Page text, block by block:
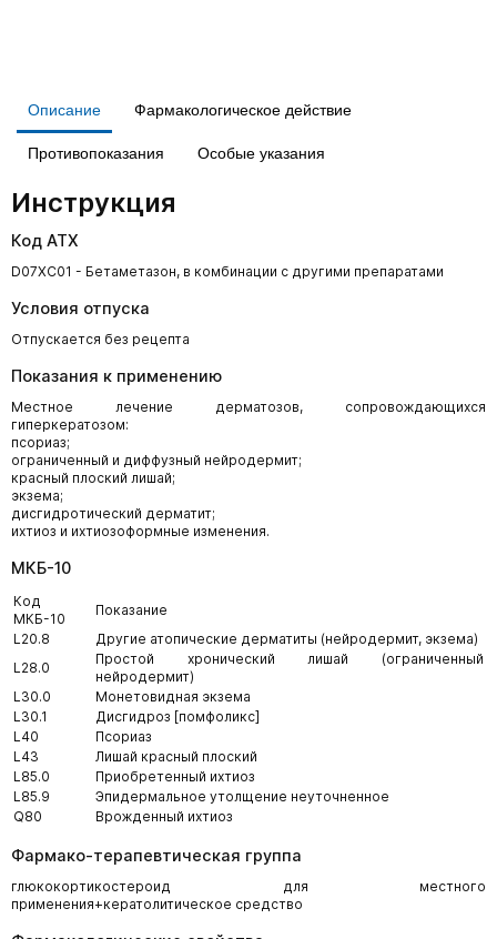
Описание Фармакологическое действие
Противопоказания Особые указания
Инструкция
Код АТХ
D07XC01 - Бетаметазон, в комбинации с другими препаратами
Условия отпуска
Отпускается без рецепта
Показания к применению
Местное лечение дерматозов, сопровождающихся
гиперкератозом:
псориаз;
ограниченный и диффузный нейродермит;
красный плоский лишай;
экзема;
дисгидротический дерматит;
ихтиоз и ихтиозоформные изменения.
МКБ-10
Код
МКБ-10
Показание
L20.8
Другие атопические дерматиты (нейродермит, экзема)
L28.0
Простой хронический лишай (ограниченный
нейродермит)
L30.0
Монетовидная экзема
L30.1
Дисгидроз [помфоликс]
L40
Псориаз
L43
Лишай красный плоский
L85.0
Приобретенный ихтиоз
L85.9
Эпидермальное утолщение неуточненное
Q80
Врожденный ихтиоз
Фармако-терапевтическая группа
глюкокортикостероид для местного
применения+кератолитическое средство